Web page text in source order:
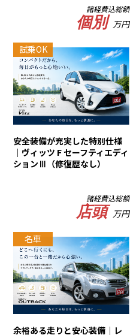
諸経費込総額
個別 万円
試乗OK
安全装備が充実した特別仕様
｜ヴィッツ F セーフティエディ
ションⅢ（修復歴なし）
諸経費込総額
店頭 万円
名車
余裕ある走りと安心装備｜レ